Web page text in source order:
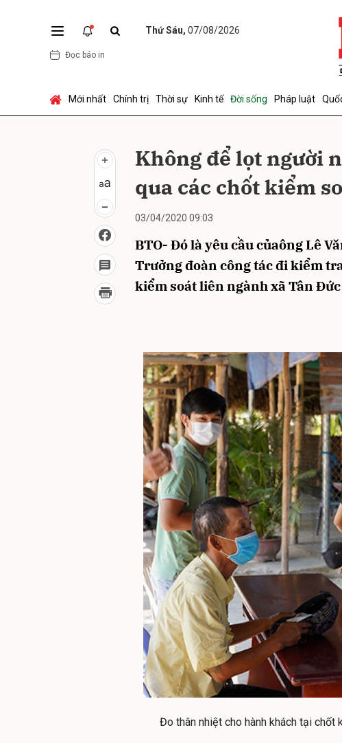
Thứ Sáu, 07/08/2026
Đọc báo in
Mới nhất Chính trị Thời sự Kinh tế Đời sống Pháp luật
Không để lọt người
qua các chốt kiểm
03/04/2020 09:03
BTO- Đó là yêu cầu củaông Lê
Trưởng đoàn công tác đi kiểm
kiểm soát liên ngành xã Tân
Đo thân nhiệt cho hành khách tại
Gửi bình